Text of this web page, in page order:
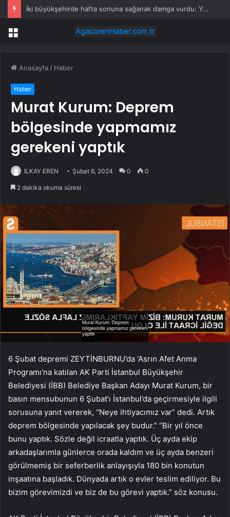
İki büyükşehirde hafta sonuna sağanak damga vurdu: Yollar kapandı, araçlar mahsur kaldı
Menü
Anasayfa / Haber
Haber
Murat Kurum: Deprem
bölgesinde yapmamız
gerekeni yaptık
İLKAY EREN Şubat 6, 2024 0 0
2 dakika okuma süresi
6 Şubat depremi ZEYTİNBURNU’da ‘Asrın Afet Anma
Programı’na katılan AK Parti İstanbul Büyükşehir
Belediyesi (İBB) Belediye Başkan Adayı Murat Kurum, bir
basın mensubunun 6 Şubat’ı İstanbul’da geçirmesiyle ilgili
sorusuna yanıt vererek, “Neye ihtiyacımız var” dedi. Artık
deprem bölgesinde yapılacak şey budur.” “Bir yıl önce
bunu yaptık. Sözle değil icraatla yaptık. Üç ayda ekip
arkadaşlarımla günlerce orada kaldım ve üç ayda benzeri
görülmemiş bir seferberlik anlayışıyla 180 bin konutun
inşaatına başladık. Dünyada artık o evler teslim ediliyor. Bu
bizim görevimizdi ve biz de bu görevi yaptık.” söz konusu.